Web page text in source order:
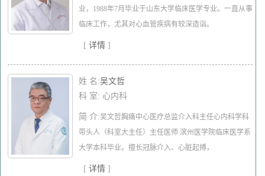
业，1988年7月毕业于山东大学临床医学专业。一直从事
临床工作，尤其对心血管疾病有较深造诣。
[ 详情 ]
姓 名:​吴文哲
科 室: 心内科
简 介:吴文哲胸痛中心医疗总监介入科主任心内科学科
带头人（科室大主任）主任医师 滨州医学院临床医学系
大学本科毕业。擅长冠脉介入、心脏起搏，
[ 详情 ]